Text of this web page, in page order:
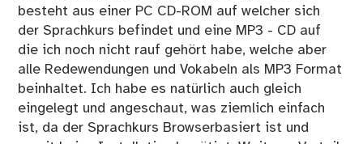
besteht aus einer PC CD-ROM auf welcher sich
der Sprachkurs befindet und eine MP3 - CD auf
die ich noch nicht rauf gehört habe, welche aber
alle Redewendungen und Vokabeln als MP3 Format
beinhaltet. Ich habe es natürlich auch gleich
eingelegt und angeschaut, was ziemlich einfach
ist, da der Sprachkurs Browserbasiert ist und